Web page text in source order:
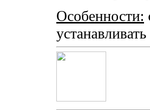
Особенности: